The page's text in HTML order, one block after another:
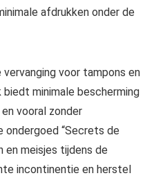
afdrukken onder de
voor tampons en
biedt minimale bescherming
vooral zonder
ondergoed “Secrets de
en meisjes tijdens de
incontinentie en herstel